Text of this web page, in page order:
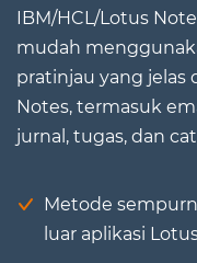
IBM/HCL/Lotus
mudah
pratinjau yang jelas
Notes, termasuk
jurnal, tugas, dan
Metode
luar aplikasi